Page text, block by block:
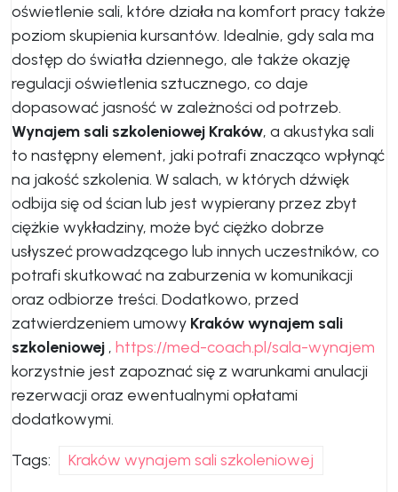
oświetlenie sali, które działa na komfort pracy także
poziom skupienia kursantów. Idealnie, gdy sala ma
dostęp do światła dziennego, ale także okazję
regulacji oświetlenia sztucznego, co daje
dopasować jasność w zależności od potrzeb.
Wynajem sali szkoleniowej Kraków, a akustyka sali
to następny element, jaki potrafi znacząco wpłynąć
na jakość szkolenia. W salach, w których dźwięk
odbija się od ścian lub jest wypierany przez zbyt
ciężkie wykładziny, może być ciężko dobrze
usłyszeć prowadzącego lub innych uczestników, co
potrafi skutkować na zaburzenia w komunikacji
oraz odbiorze treści. Dodatkowo, przed
zatwierdzeniem umowy Kraków wynajem sali
szkoleniowej , https://med-coach.pl/sala-wynajem
korzystnie jest zapoznać się z warunkami anulacji
rezerwacji oraz ewentualnymi opłatami
dodatkowymi.
Tags: Kraków wynajem sali szkoleniowej